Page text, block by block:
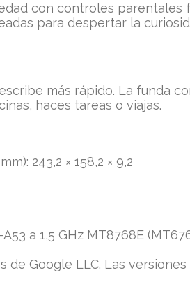
con controles parentales
para despertar la
más rápido. La funda
haces tareas o viajas.
243,2 × 158,2 × 9,2
a 1,5 GHz MT8768E
de Google LLC. Las